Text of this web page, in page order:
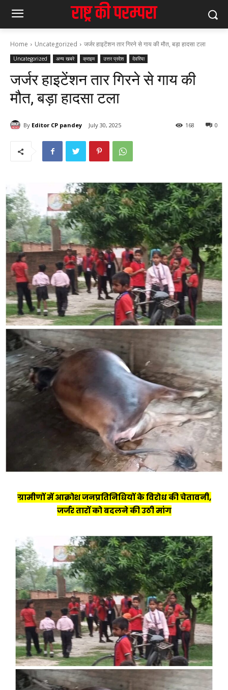
Home Uncategorized जर्जर हाइटेंशन तार गिरने से गाय की मौत, बड़ा हादसा टला
Uncategorized अन्य खबरे क्राइम उत्तर प्रदेश देवरिया
जर्जर हाइटेंशन तार गिरने से गाय की
मौत, बड़ा हादसा टला
By Editor CP pandey July 30, 2025 0
168
ग्रामीणों में आक्रोश जनप्रतिनिधियों के विरोध की चेतावनी,
जर्जर तारों को बदलने की उठी मांग